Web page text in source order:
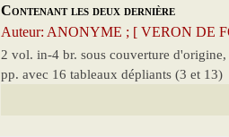
Contenant les deux dernière
Auteur: ANONYME ; [ VERON DE
2 vol. in-4 br. sous couverture
pp. avec 16 tableaux dépliants (3 et 13)